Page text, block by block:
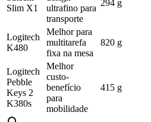
Slim X1
ultrafino para
transporte
294 g
Logitech
K480
Melhor para
multitarefa
fixa na mesa
820 g
Logitech
Pebble
Keys 2
K380s
Melhor
custo-
benefício
para
mobilidade
415 g